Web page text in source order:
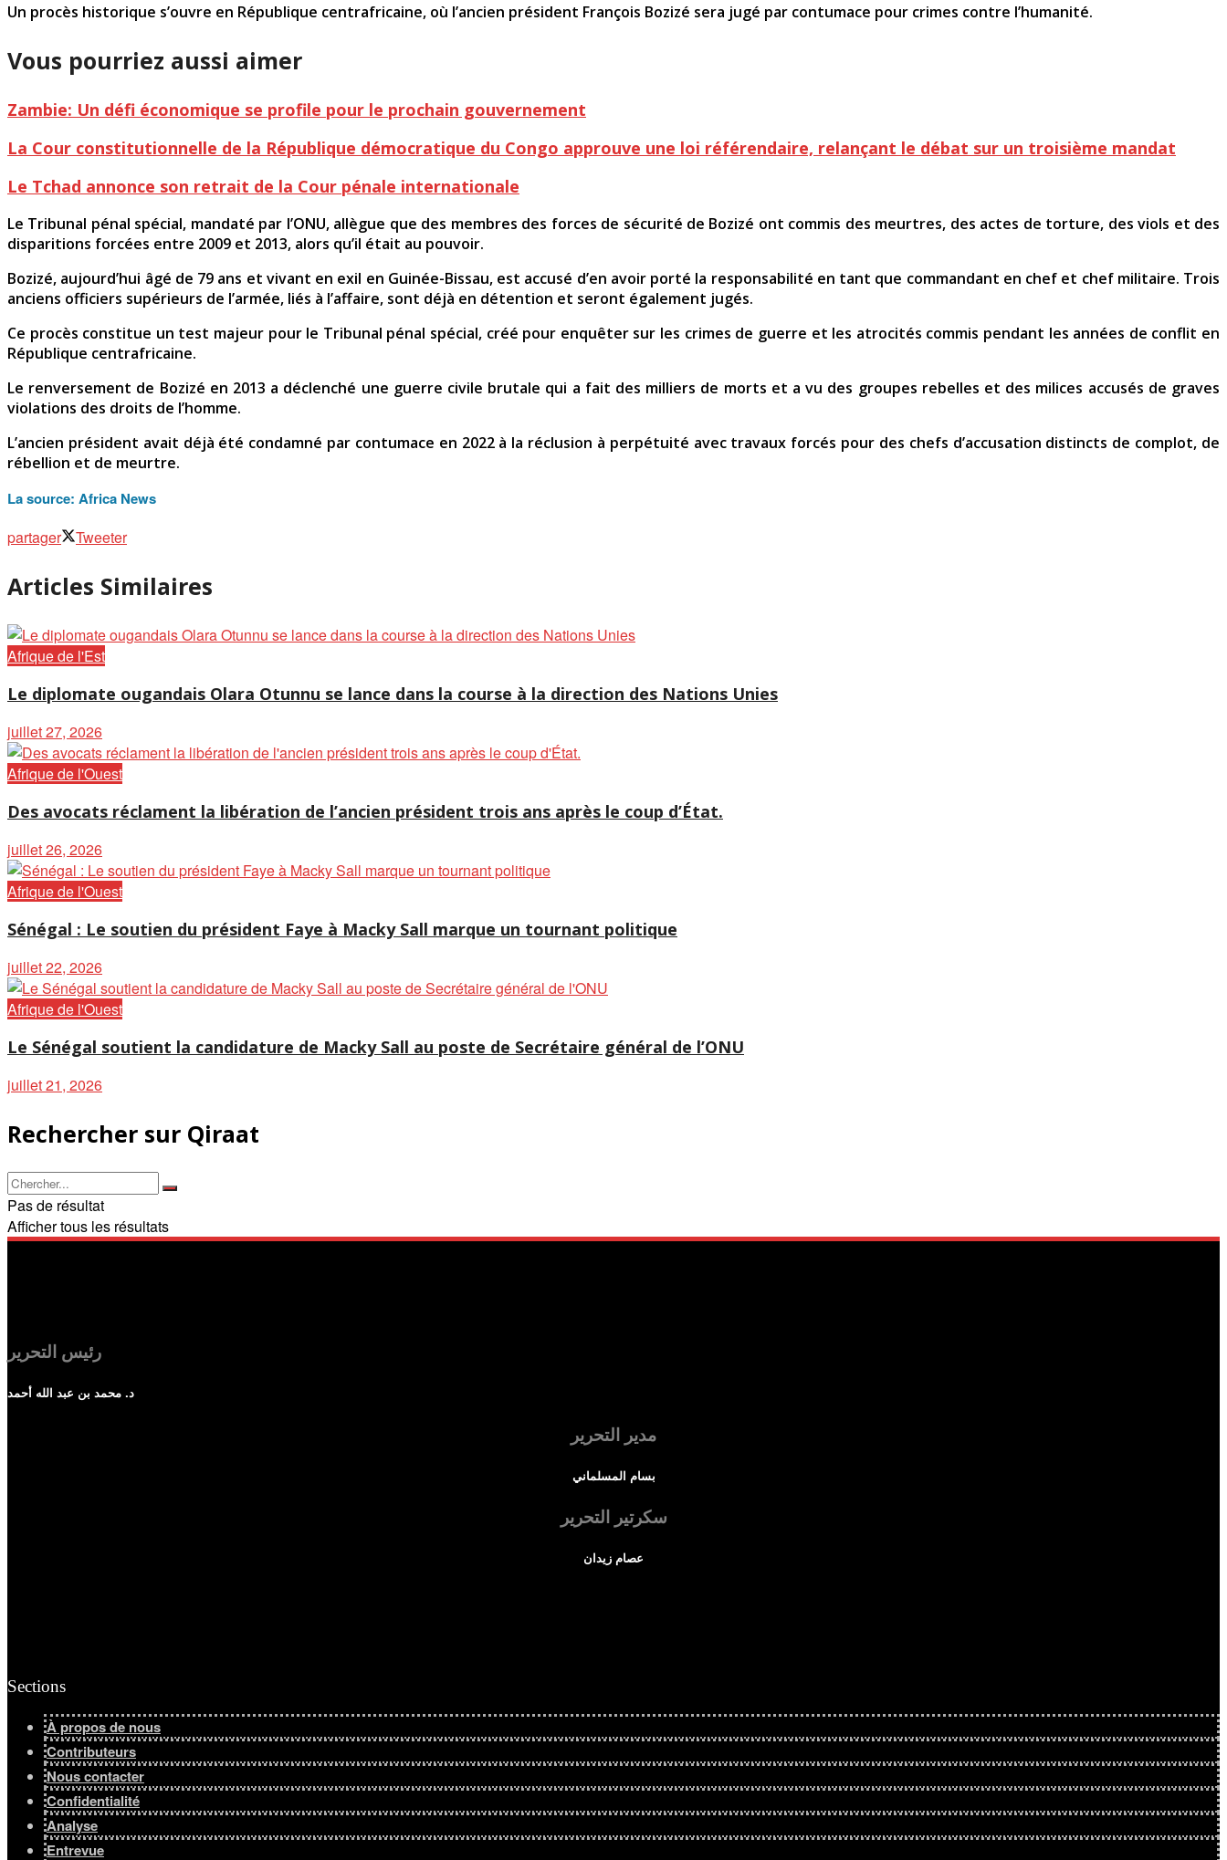
Un procès historique s’ouvre en République centrafricaine, où l’ancien président François Bozizé sera jugé par contumace pour crimes contre l’humanité.
Vous pourriez aussi aimer
Zambie: Un défi économique se profile pour le prochain gouvernement
La Cour constitutionnelle de la République démocratique du Congo approuve une loi référendaire, relançant le débat sur un troisième mandat
Le Tchad annonce son retrait de la Cour pénale internationale
Le Tribunal pénal spécial, mandaté par l’ONU, allègue que des membres des forces de sécurité de Bozizé ont commis des meurtres, des actes de torture, des viols et des
disparitions forcées entre 2009 et 2013, alors qu’il était au pouvoir.
Bozizé, aujourd’hui âgé de 79 ans et vivant en exil en Guinée-Bissau, est accusé d’en avoir porté la responsabilité en tant que commandant en chef et chef militaire. Trois
anciens officiers supérieurs de l’armée, liés à l’affaire, sont déjà en détention et seront également jugés.
Ce procès constitue un test majeur pour le Tribunal pénal spécial, créé pour enquêter sur les crimes de guerre et les atrocités commis pendant les années de conflit en
République centrafricaine.
Le renversement de Bozizé en 2013 a déclenché une guerre civile brutale qui a fait des milliers de morts et a vu des groupes rebelles et des milices accusés de graves
violations des droits de l’homme.
L’ancien président avait déjà été condamné par contumace en 2022 à la réclusion à perpétuité avec travaux forcés pour des chefs d’accusation distincts de complot, de
rébellion et de meurtre.
La source: Africa News
partager Tweeter
Articles Similaires
Afrique de l'Est
Le diplomate ougandais Olara Otunnu se lance dans la course à la direction des Nations Unies
juillet 27, 2026
Afrique de l'Ouest
Des avocats réclament la libération de l’ancien président trois ans après le coup d’État.
juillet 26, 2026
Afrique de l'Ouest
Sénégal : Le soutien du président Faye à Macky Sall marque un tournant politique
juillet 22, 2026
Afrique de l'Ouest
Le Sénégal soutient la candidature de Macky Sall au poste de Secrétaire général de l’ONU
juillet 21, 2026
Rechercher sur Qiraat
Pas de résultat
Afficher tous les résultats
رئيس التحرير
د. محمد بن عبد الله أحمد
مدير التحرير
بسام المسلماني
سكرتير التحرير
عصام زيدان
Sections
À propos de nous
Contributeurs
Nous contacter
Confidentialité
Analyse
Entrevue